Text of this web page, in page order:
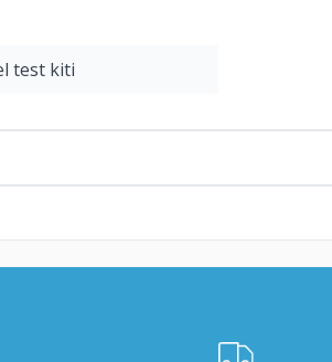
test kiti